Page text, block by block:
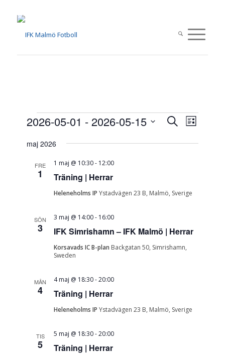
Evenemang Sök Lista
2026-05-01 - 2026-05-15
datum.
maj 2026
FRE
1 Träning | Herrar
1 maj @ 10:30- 12:00
Heleneholms IPYstadvägen 23 B, Malmö, Sverige
SÖN
3 IFK Simrishamn – IFK Malmö | Herrar
3 maj @ 14:00- 16:00
Korsavads IC B-plan Backgatan 50, Simrishamn,
Sweden
MÅN
4 Träning | Herrar
4 maj @ 18:30-20:00
Heleneholms IPYstadvägen 23 B, Malmö, Sverige
TIS
5 Träning | Herrar
5 maj @ 18:30-20:00